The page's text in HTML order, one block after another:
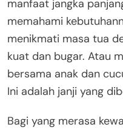
manfaat jangka
memahami
menikmati masa tua
kuat dan bugar. Atau
bersama anak dan
Ini adalah janji yang
Bagi yang merasa